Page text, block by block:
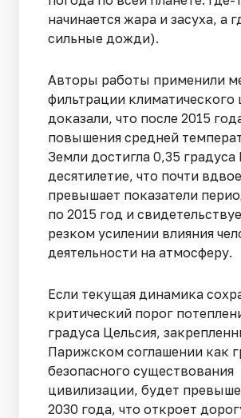
начинается жара и засуха, а
сильные дожди).
Авторы работы применили
фильтрации климатического
доказали, что после 2015
повышения средней
Земли достигла 0,35 градуса
десятилетие, что почти вдвое
превышает показатели
по 2015 год и
резком усилении влияния
деятельности на атмосферу.
Если текущая динамика
критический порог
градуса Цельсия,
Парижском соглашении как
безопасного существования
цивилизации, будет
2030 года, что откроет